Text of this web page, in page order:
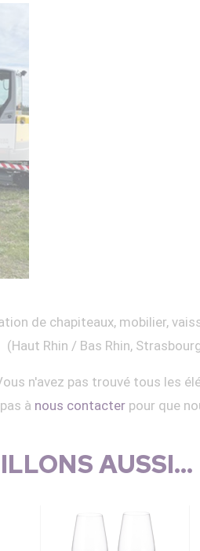
de chapiteaux, mobilier,
(Haut Rhin / Bas Rhin,
n'avez pas trouvé tous les
à nous contacterpour que
AUSSI...